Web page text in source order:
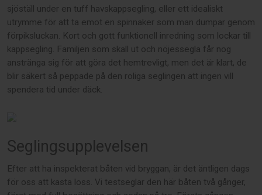
sjöställ under en tuff havskappsegling, eller ett idealiskt
utrymme för att ta emot en spinnaker som man dumpar genom
förpiksluckan. Kort och gott funktionell inredning som lockar till
kappsegling. Familjen som skall ut och nöjessegla får nog
anstränga sig för att göra det hemtrevligt, men det är klart, de
blir säkert så peppade på den roliga seglingen att ingen vill
spendera tid under däck.
Seglingsupplevelsen
Efter att ha inspekterat båten vid bryggan, är det äntligen dags
för oss att kasta loss. Vi testseglar den här båten två gånger,